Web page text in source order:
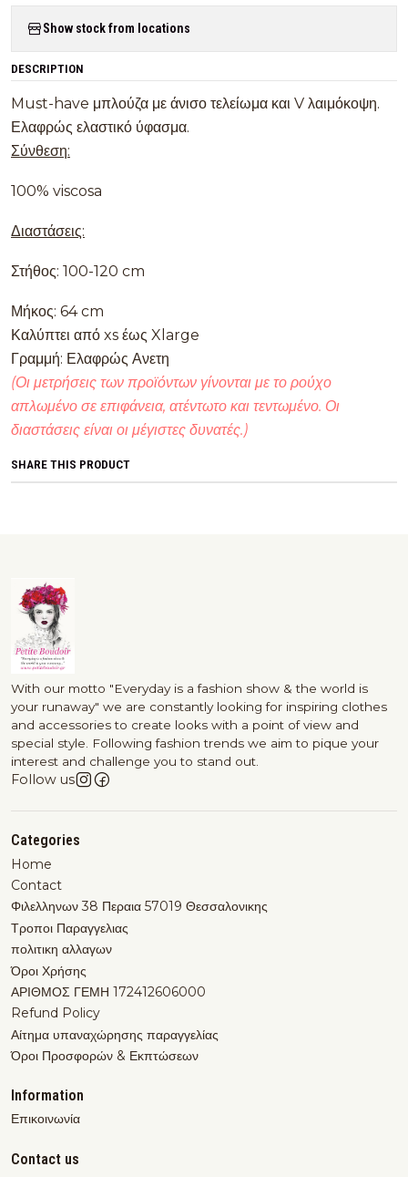
Show stock from locations
DESCRIPTION
Must-have μπλούζα με άνισο τελείωμα και V λαιμόκοψη.
Ελαφρώς ελαστικό ύφασμα.
Σύνθεση:
100% viscosa
Διαστάσεις:
Στήθος: 100-120 cm
Μήκος: 64 cm
Καλύπτει από xs έως Xlarge
Γραμμή: Ελαφρώς Ανετη
(Οι μετρήσεις των προϊόντων γίνονται με το ρούχο
απλωμένο σε επιφάνεια, ατέντωτο και τεντωμένο. Οι
διαστάσεις είναι οι μέγιστες δυνατές.)
SHARE THIS PRODUCT
With our motto "Everyday is a fashion show & the world is
your runaway" we are constantly looking for inspiring clothes
and accessories to create looks with a point of view and
special style. Following fashion trends we aim to pique your
interest and challenge you to stand out.
Follow us
Categories
Home
Contact
Φιλελληνων 38 Περαια 57019 Θεσσαλονικης
Τροποι Παραγγελιας
πολιτικη αλλαγων
Όροι Χρήσης
ΑΡΙΘΜΟΣ ΓΕΜΗ 172412606000
Refund Policy
Αίτημα υπαναχώρησης παραγγελίας
Όροι Προσφορών & Εκπτώσεων
Information
Επικοινωνία
Contact us